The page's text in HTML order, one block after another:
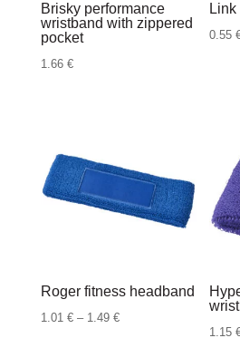
Brisky performance
wristband with zippered
pocket
1.66 €
0.55
Roger fitness headband
1.01 € – 1.49 €Raspon
1.15